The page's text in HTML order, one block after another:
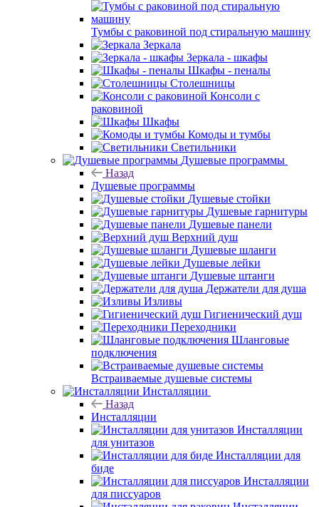
Тумбы с раковиной под стиральную машину
Зеркала
Зеркала - шкафы
Шкафы - пеналы
Столешницы
Консоли с
раковиной
Шкафы
Комоды и тумбы
Светильники
Душевые программы
Назад
Душевые программы
Душевые стойки
Душевые гарнитуры
Душевые панели
Верхний душ
Душевые шланги
Душевые лейки
Душевые штанги
Держатели для душа
Изливы
Гигиенический душ
Переходники
Шланговые
подключения
Встраиваемые душевые системы
Инсталляции
Назад
Инсталляции
Инсталляции
для унитазов
Инсталляции для
биде
Инсталляции
для писсуаров